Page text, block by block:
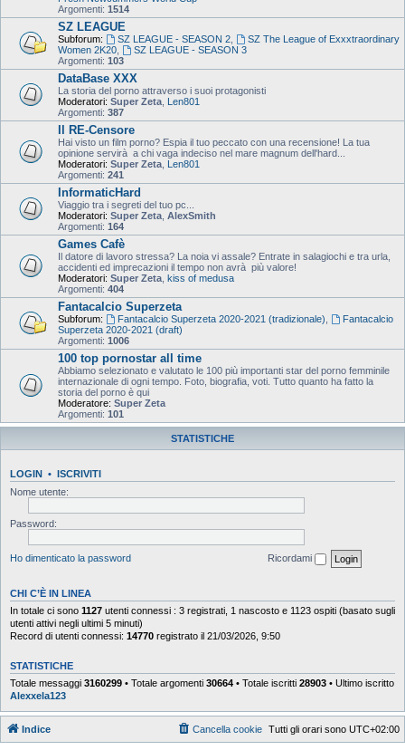
Argomenti: 1514
SZ LEAGUE
Subforum: SZ LEAGUE - SEASON 2,
SZ The League of Exxxtraordinary
Women 2K20
SZ LEAGUE - SEASON 3
Argomenti: 103
DataBase XXX
La storia del porno attraverso i suoi protagonisti
Moderatori: Super Zeta Len801
Argomenti: 387
Il RE-Censore
Hai visto un film porno? Espia il tuo peccato con una recensione! La tua
opinione servirà a chi vaga indeciso nel mare magnum dell'hard...
Moderatori: Super Zeta Len801
Argomenti: 241
InformaticHard
Viaggio tra i segreti del tuo pc...
Moderatori: Super Zeta AlexSmith
Argomenti: 164
Games Cafè
Il datore di lavoro stressa? La noia vi assale? Entrate in salagiochi e tra urla,
accidenti ed imprecazioni il tempo non avrà più valore!
Moderatori: Super Zeta kiss of medusa
Argomenti: 404
Fantacalcio Superzeta
Subforum: Fantacalcio Superzeta 2020-2021 (tradizionale)
Fantacalcio
Superzeta 2020-2021 (draft)
Argomenti: 1006
100 top pornostar all time
Abbiamo selezionato e valutato le 100 più importanti star del porno femminile
internazionale di ogni tempo. Foto, biografia, voti. Tutto quanto ha fatto la
storia del porno è qui
Moderatore: Super Zeta
Argomenti: 101
STATISTICHE
LOGIN • ISCRIVITI
Nome utente:
Password:
Ho dimenticato la password Ricordami
CHI C’È IN LINEA
In totale ci sono 1127 utenti connessi : 3 registrati, 1 nascosto e 1123 ospiti (basato sugli
utenti attivi negli ultimi 5 minuti)
Record di utenti connessi: 14770 registrato il 21/03/2026, 9:50
STATISTICHE
Totale messaggi 3160299 • Totale argomenti 30664 • Totale iscritti 28903 • Ultimo iscritto
Alexxela123
Indice Tutti gli orari sono UTC+02:00
Cancella cookie